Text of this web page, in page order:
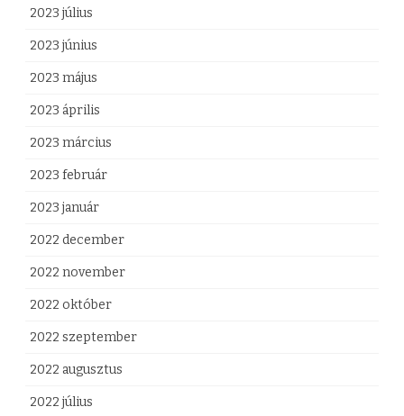
2023 július
2023 június
2023 május
2023 április
2023 március
2023 február
2023 január
2022 december
2022 november
2022 október
2022 szeptember
2022 augusztus
2022 július